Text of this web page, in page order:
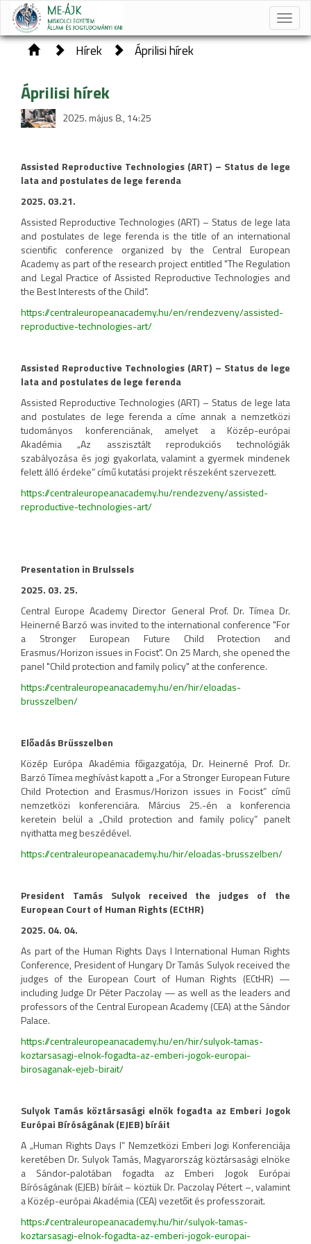
Toggle
Hírek Áprilisi hírek
Áprilisi hírek
2025. május 8., 14:25
Assisted Reproductive Technologies (ART) – Status de lege
lata and postulates de lege ferenda
2025. 03.21.
Assisted Reproductive Technologies (ART) – Status de lege lata
and postulates de lege ferenda is the title of an international
scientific conference organized by the Central European
Academy as part of the research project entitled "The Regulation
and Legal Practice of Assisted Reproductive Technologies and
the Best Interests of the Child".
https://centraleuropeanacademy.hu/en/rendezveny/assisted-
reproductive-technologies-art/
Assisted Reproductive Technologies (ART) – Status de lege
lata and postulates de lege ferenda
Assisted Reproductive Technologies (ART) – Status de lege lata
and postulates de lege ferenda a címe annak a nemzetközi
tudományos konferenciának, amelyet a Közép-európai
Akadémia „Az asszisztált reprodukciós technológiák
szabályozása és jogi gyakorlata, valamint a gyermek mindenek
felett álló érdeke” című kutatási projekt részeként szervezett.
https://centraleuropeanacademy.hu/rendezveny/assisted-
reproductive-technologies-art/
Presentation in Brulssels
2025. 03. 25.
Central Europe Academy Director General Prof. Dr. Tímea Dr.
Heinerné Barzó was invited to the international conference "For
a Stronger European Future Child Protection and
Erasmus/Horizon issues in Focist". On 25 March, she opened the
panel "Child protection and family policy" at the conference.
https://centraleuropeanacademy.hu/en/hir/eloadas-
brusszelben/
Előadás Brüsszelben
Közép Európa Akadémia főigazgatója, Dr. Heinerné Prof. Dr.
Barzó Tímea meghívást kapott a „For a Stronger European Future
Child Protection and Erasmus/Horizon issues in Focist” című
nemzetközi konferenciára. Március 25.-én a konferencia
keretein belül a „Child protection and family policy” panelt
nyithatta meg beszédével.
https://centraleuropeanacademy.hu/hir/eloadas-brusszelben/
President Tamás Sulyok received the judges of the
European Court of Human Rights (ECtHR)
2025. 04. 04.
As part of the Human Rights Days I International Human Rights
Conference, President of Hungary Dr Tamás Sulyok received the
judges of the European Court of Human Rights (ECtHR) —
including Judge Dr Péter Paczolay — as well as the leaders and
professors of the Central European Academy (CEA) at the Sándor
Palace.
https://centraleuropeanacademy.hu/en/hir/sulyok-tamas-
koztarsasagi-elnok-fogadta-az-emberi-jogok-europai-
birosaganak-ejeb-birait/
Sulyok Tamás köztársasági elnök fogadta az Emberi Jogok
Európai Bíróságának (EJEB) bíráit
A „Human Rights Days I” Nemzetközi Emberi Jogi Konferenciája
keretében Dr. Sulyok Tamás, Magyarország köztársasági elnöke
a Sándor-palotában fogadta az Emberi Jogok Európai
Bíróságának (EJEB) bíráit – köztük Dr. Paczolay Pétert –, valamint
a Közép-európai Akadémia (CEA) vezetőit és professzorait.
https://centraleuropeanacademy.hu/hir/sulyok-tamas-
koztarsasagi-elnok-fogadta-az-emberi-jogok-europai-